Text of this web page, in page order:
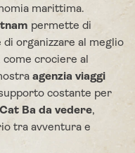
marittima.
permette di
organizzare al meglio
come crociere al
agenzia viaggi
costante per
Ba da vedere,
tra avventura e